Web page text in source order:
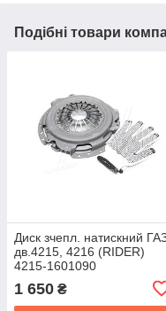
Подібні товари
Диск зчепл. натискний
дв.4215, 4216 (RIDER)
4215-1601090
1 650 ₴